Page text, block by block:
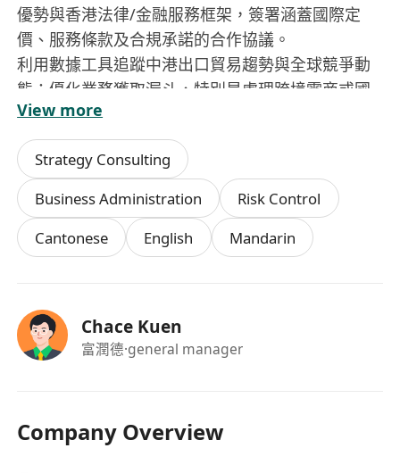
優勢與香港法律/金融服務框架，簽署涵蓋國際定
價、服務條款及合規承諾的合作協議。
利用數據工具追蹤中港出口貿易趨勢與全球競爭動
態；優化業務獲取漏斗，特別是處理跨境電商或國
際招投標中的複雜節點。
熟練運用ERP系統，對中國內地出口管制與香港/國
際貿易制裁法律進行雙重審查，確保訂單履行、質
量控制及跨境單據的絕對合規。
職位要求：
教育背景：具備管理學或商務管理相關專業學士學
位，擁有扎實的組織管理與業務量化分析知識儲
實務經驗：具備深厚的跨國貿易經驗，熟悉大灣區
跨境政策。
專業技能：精通跨境物流、供應鏈管理及國際貿易
熟練掌握數字化管理工具，能利用數據驅動決策。
View more
Strategy Consulting
Business Administration
Risk Control
Cantonese
English Mandarin
Chace Kuen
富潤德·general manager
Company Overview